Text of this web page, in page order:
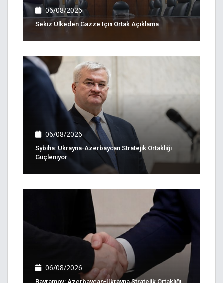
06/08/2026
Sekiz Ülkeden Gazze Için Ortak Açıklama
06/08/2026
Sybiha: Ukrayna-Azerbaycan Stratejik Ortaklığı
Güçleniyor
06/08/2026
Bayramov: Azerbaycan-Ukrayna Stratejik Ortaklığı